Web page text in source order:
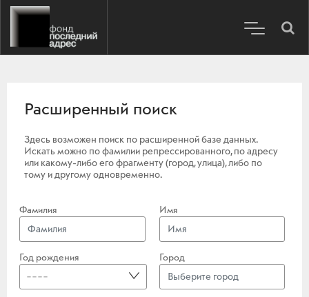
Расширенный поиск
Здесь возможен поиск по расширенной базе данных.
Искать можно по фамилии репрессированного, по адресу
или какому-либо его фрагменту (город, улица), либо по
тому и другому одновременно.
Фамилия Имя
Год рождения
----
Город